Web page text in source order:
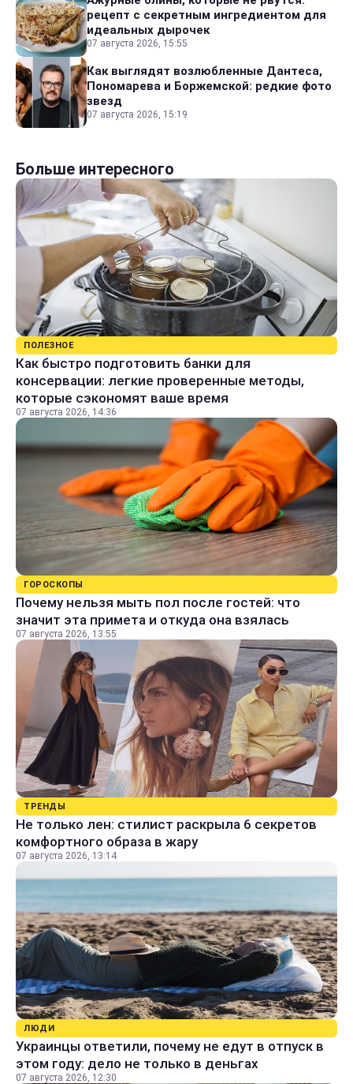
рецепт с секретным ингредиентом для
идеальных дырочек
07 августа 2026, 15:55
Как выглядят возлюбленные Дантеса,
Пономарева и Боржемской: редкие фото
звезд
07 августа 2026, 15:19
Больше интересного
ПОЛЕЗНОЕ
Как быстро подготовить банки для
консервации: легкие проверенные методы,
которые сэкономят ваше время
07 августа 2026, 14:36
ГОРОСКОПЫ
Почему нельзя мыть пол после гостей: что
значит эта примета и откуда она взялась
07 августа 2026, 13:55
ТРЕНДЫ
Не только лен: стилист раскрыла 6 секретов
комфортного образа в жару
07 августа 2026, 13:14
ЛЮДИ
Украинцы ответили, почему не едут в отпуск в
этом году: дело не только в деньгах
07 августа 2026, 12:30